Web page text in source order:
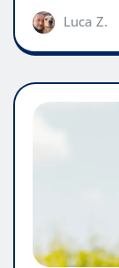
Luca Z.